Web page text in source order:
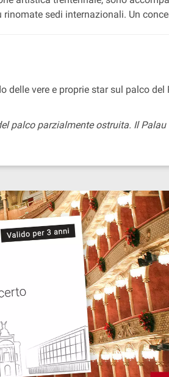
sedi internazionali. Un
vere e proprie star sul palco del
palco parzialmente ostruita. Il